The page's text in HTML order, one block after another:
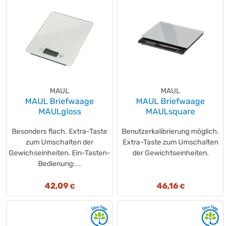
MAUL
MAUL Briefwaage
MAULgloss
Besonders flach. Extra-Taste
zum Umschalten der
Gewichseinheiten. Ein-Tasten-
Bedienung:...
42,09€
MAUL
MAUL Briefwaage
MAULsquare
Benutzerkalibrierung möglich.
Extra-Taste zum Umschalten
der Gewichtseinheiten.
46,16€